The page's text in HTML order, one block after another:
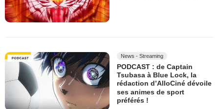
News - Streaming
PODCAST : de Captain
Tsubasa à Blue Lock, la
rédaction d’AlloCiné dévoile
ses animes de sport
préférés !